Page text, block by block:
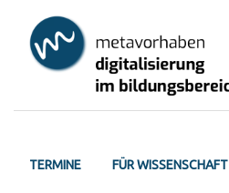
main
Primary
tabs
TERMINE FÜR WISSENSCHAFT